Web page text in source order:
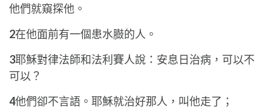
他們就窺探他。
2在他面前有一個患水臌的人。
3耶穌對律法師和法利賽人說：安息日治病，可以不
可以？
4他們卻不言語。耶穌就治好那人，叫他走了；